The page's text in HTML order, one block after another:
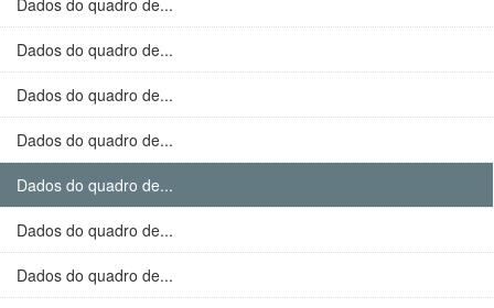
Dados do quadro de...
Dados do quadro de...
Dados do quadro de...
Dados do quadro de...
Dados do quadro de...
Dados do quadro de...
Dados do quadro de...